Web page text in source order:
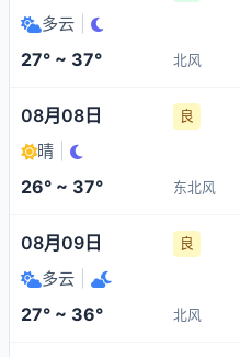
多云
27° ~ 37° 北风
08月08日 良
晴
26° ~ 37° 东北风
08月09日 良
多云
27° ~ 36° 北风